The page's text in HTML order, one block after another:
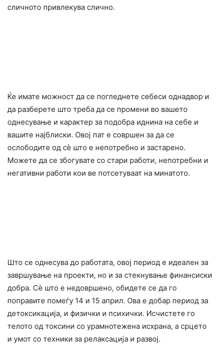
сличното привлекува слично.
Ќе имате можност да се погледнете себеси однадвор и
да разберете што треба да се промени во вашето
однесување и карактер за подобра иднина на себе и
вашите најблиски. Овој пат е совршен за да се
ocлободите од сè што е непотребно и застарено.
Можете да се збогувате со стари работи, непотребни и
негативни работи кои ве потсетуваат на минатото.
Што се однесува до работата, овој период е идеален за
завршување на проекти, но и за стекнување финансиски
добра. Сè што е недовршено, обидете се да го
поправите помеѓу 14 и 15 април. Ова е добар период за
детокcикација, и физички и психички. Исчистете го
телото од токcини со урамнотежена исхрана, а срцето
и yмот со техники за peлаксација и развој.